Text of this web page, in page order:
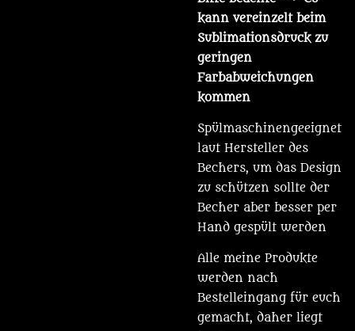
kann vereinzelt beim
Sublimationsdruck zu
geringen
Farbabweichungen
kommen
Spülmaschinengeeignet
laut Hersteller des
Bechers, um das Design
zu schützen sollte der
Becher aber besser per
Hand gespült werden
Alle meine Produkte
werden nach
Bestelleingang für euch
gemacht, daher liegt